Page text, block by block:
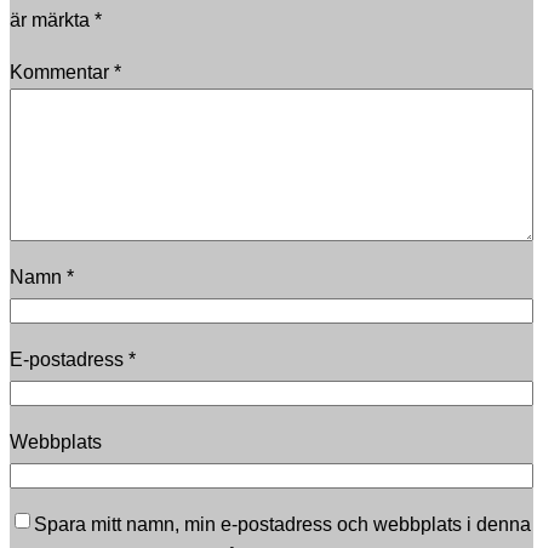
är märkta *
Kommentar *
Namn *
E-postadress *
Webbplats
Spara mitt namn, min e-postadress och webbplats i denna